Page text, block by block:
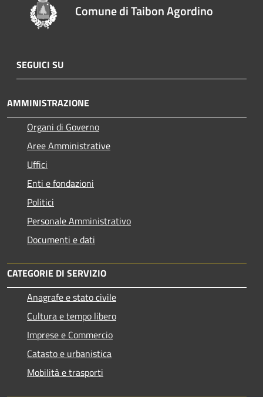
Comune di Taibon Agordino
SEGUICI SU
AMMINISTRAZIONE
Organi di Governo
Aree Amministrative
Uffici
Enti e fondazioni
Politici
Personale Amministrativo
Documenti e dati
CATEGORIE DI SERVIZIO
Anagrafe e stato civile
Cultura e tempo libero
Imprese e Commercio
Catasto e urbanistica
Mobilità e trasporti